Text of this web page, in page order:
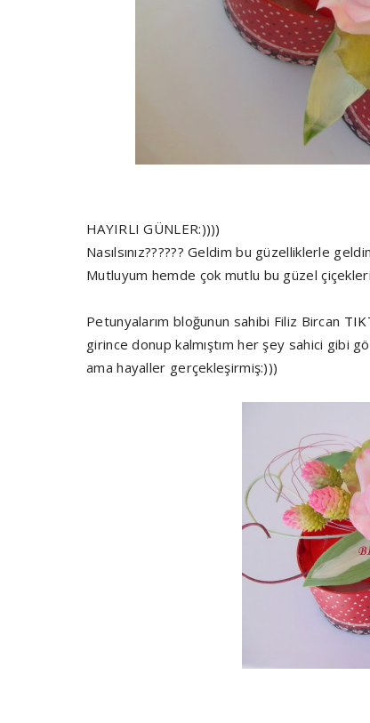
HAYIRLI GÜNLER:))))
Nasılsınız?????? Geldim bu güzelliklerle
Mutluyum hemde çok mutlu bu güzel
Petunyalarım bloğunun sahibi Filiz Bircan
girince donup kalmıştım her şey sahici gibi
ama hayaller gerçekleşirmiş:)))